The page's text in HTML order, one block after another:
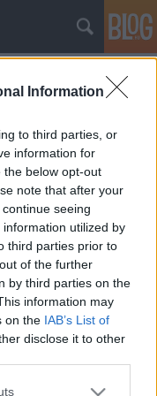
Information
to third parties, or
information for
the below opt-out
note that after your
seeing
utilized by
third parties prior to
of the further
by third parties on the
information may
on the IAB’s List of
disclose it to other
one or more Google
fog az ember,
mindenképpen
tekinthető
is a középső
Saint-
rész)